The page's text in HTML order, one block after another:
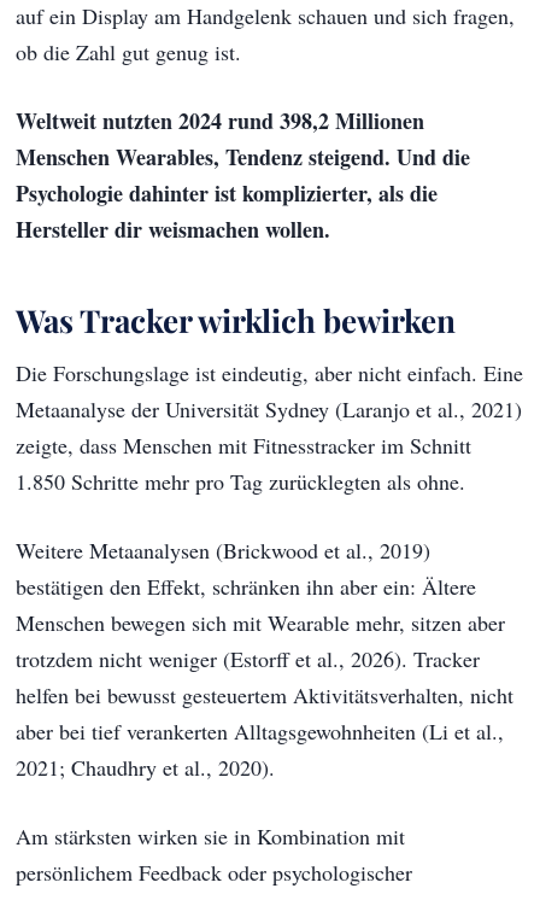
auf ein Display am Handgelenk schauen und sich fragen,
ob die Zahl gut genug ist.
Weltweit nutzten 2024 rund 398,2 Millionen
Menschen Wearables, Tendenz steigend. Und die
Psychologie dahinter ist komplizierter, als die
Hersteller dir weismachen wollen.
Was Tracker wirklich bewirken
Die Forschungslage ist eindeutig, aber nicht einfach. Eine
Metaanalyse der Universität Sydney (Laranjo et al., 2021)
zeigte, dass Menschen mit Fitnesstracker im Schnitt
1.850 Schritte mehr pro Tag zurücklegten als ohne.
Weitere Metaanalysen (Brickwood et al., 2019)
bestätigen den Effekt, schränken ihn aber ein: Ältere
Menschen bewegen sich mit Wearable mehr, sitzen aber
trotzdem nicht weniger (Estorff et al., 2026). Tracker
helfen bei bewusst gesteuertem Aktivitätsverhalten, nicht
aber bei tief verankerten Alltagsgewohnheiten (Li et al.,
2021; Chaudhry et al., 2020).
Am stärksten wirken sie in Kombination mit
persönlichem Feedback oder psychologischer